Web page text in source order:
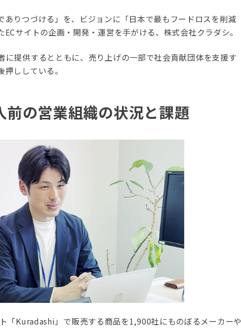
ありつづける」を、ビジョンに 「日本で最もフードロスを削減
サイトの企画・開発・運営を手がける、株式会社クラダシ。
提供するとともに、売り上げの一部で社会貢献団体を支援す
ししている。
の営業組織の状況と課題
「Kuradashi」で販売する商品を1,900社にものぼるメーカーや